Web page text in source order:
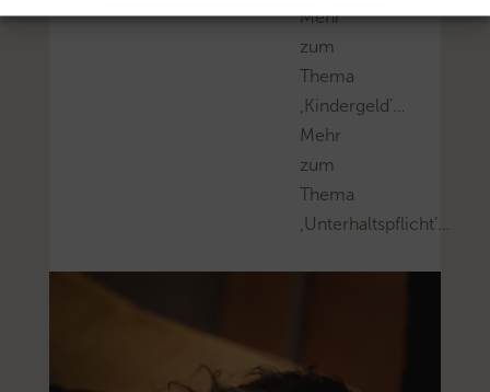
Mehr
zum
Thema
‚Kindergeld’…
Mehr
zum
Thema
‚Unterhaltspflicht’…